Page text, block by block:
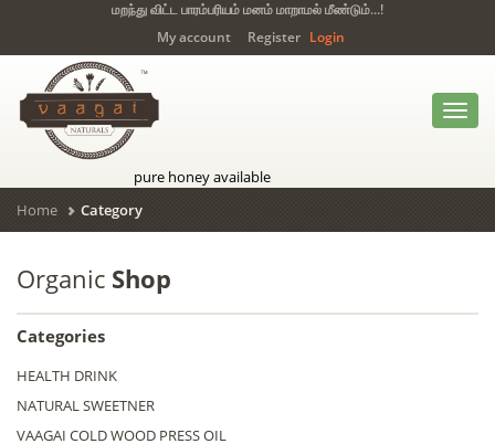
மறந்து விட்ட பாரம்பரியம் மனம் மாறாமல் மீண்டும்...!
My account
Register Login
pure honey available
Home
Category
Organic Shop
Categories
HEALTH DRINK
NATURAL SWEETNER
VAAGAI COLD WOOD PRESS OIL